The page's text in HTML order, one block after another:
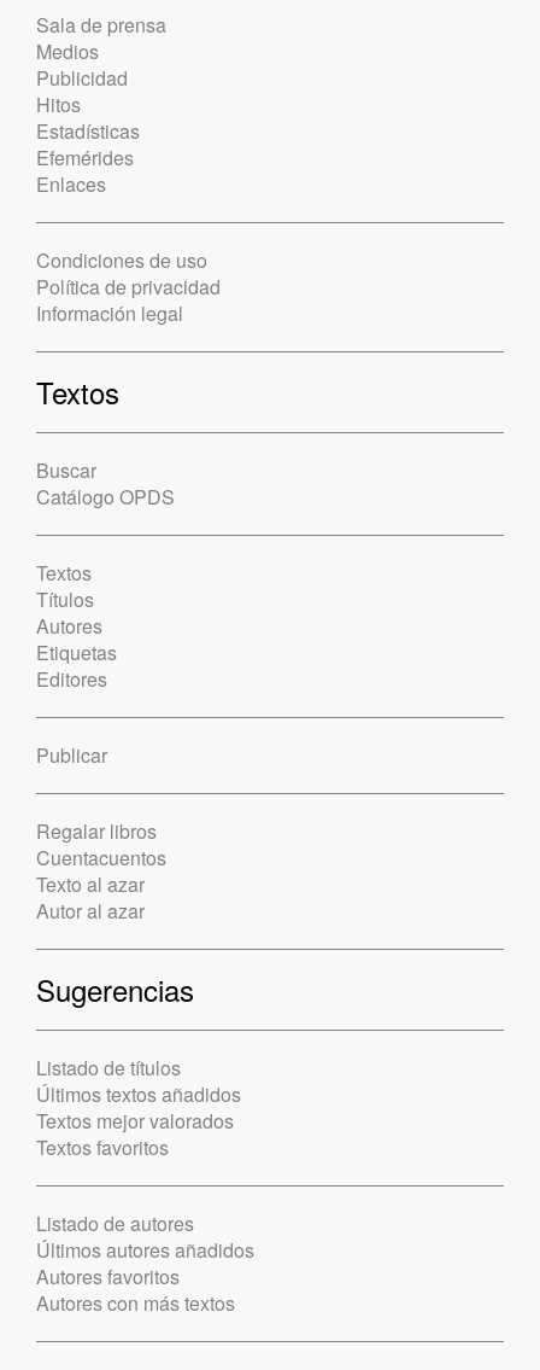
Sala de prensa
Medios
Publicidad
Hitos
Estadísticas
Efemérides
Enlaces
Condiciones de uso
Política de privacidad
Información legal
Textos
Buscar
Catálogo OPDS
Textos
Títulos
Autores
Etiquetas
Editores
Publicar
Regalar libros
Cuentacuentos
Texto al azar
Autor al azar
Sugerencias
Listado de títulos
Últimos textos añadidos
Textos mejor valorados
Textos favoritos
Listado de autores
Últimos autores añadidos
Autores favoritos
Autores con más textos